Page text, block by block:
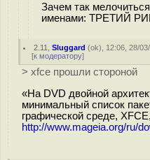
Зачем так
именами: ТРЕТИЙ
2.11 ,Sluggard (ok), 12:06, 28/
[к модератору]
> xfce прошли стороной
«На DVD двойной
минимальный список
графической среде,
http://www.mageia.org/ru/